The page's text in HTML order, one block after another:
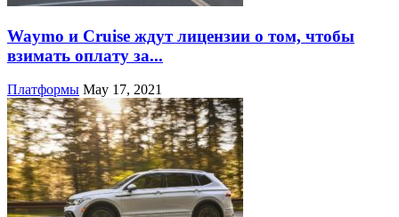
Waymo и Cruise ждут лицензии о том, чтобы
взимать оплату за...
Платформы May 17, 2021